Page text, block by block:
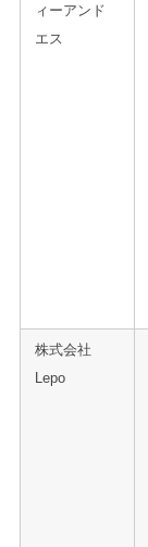
ィーアンド
エス
株式会社
Lepo